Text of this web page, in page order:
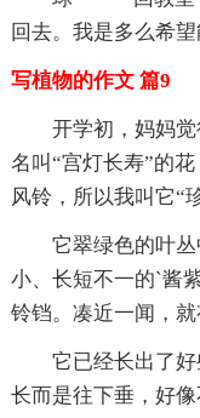
回去。我是多么希
写植物的作文 篇9
开学初，妈妈
名叫“宫灯长寿”的
风铃，所以我叫它“
它翠绿色的叶
小、长短不一的`酱
铃铛。凑近一闻，就
它已经长出了
长而是往下垂，好像